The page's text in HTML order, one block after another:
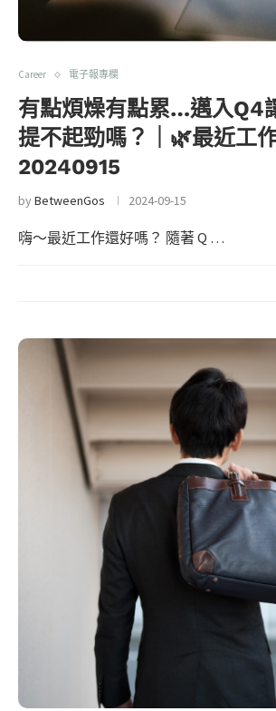
Career 電子報專欄
有點煩燥有點累…邁入Q4
提不起勁嗎？｜🌿最近工
20240915
byBetweenGos 2024-09-15
嗨～最近工作還好嗎？ 隨著 Q …